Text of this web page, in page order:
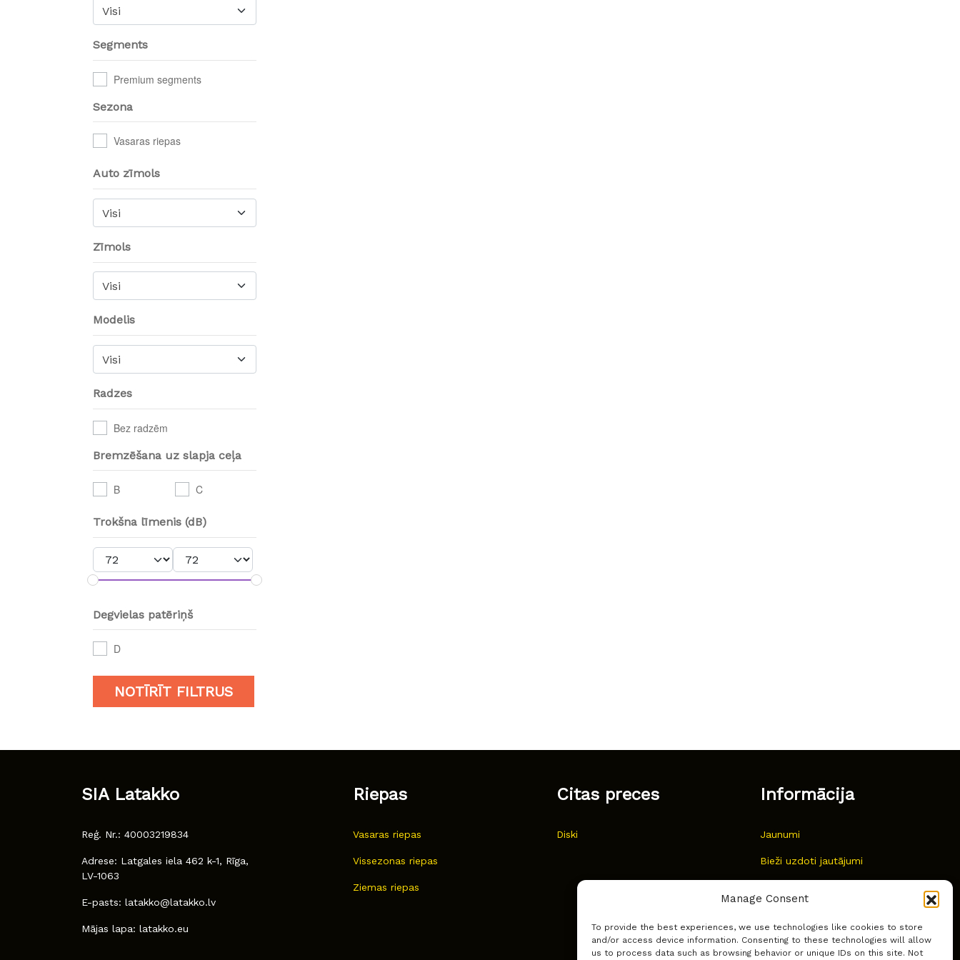
Manage Consent
To provide the best experiences, we use technologies like cookies to store
and/or access device information. Consenting to these technologies will allow
us to process data such as browsing behavior or unique IDs on this site. Not
Visi
Segments
Premium segments
Sezona
Vasaras riepas
Auto zīmols
Visi
Zīmols
Visi
Modelis
Visi
Radzes
Bez radzēm
Bremzēšana uz slapja ceļa
B C
Trokšna līmenis (dB)
Degvielas patēriņš
D
NOTĪRĪT FILTRUS
SIA Latakko
Reģ. Nr.: 40003219834
Adrese: Latgales iela 462 k-1, Rīga,
LV-1063
E-pasts: latakko@latakko.lv
Mājas lapa: latakko.eu
Riepas
Vasaras riepas
Vissezonas riepas
Ziemas riepas
Citas preces
Diski
Informācija
Jaunumi
Bieži uzdoti jautājumi